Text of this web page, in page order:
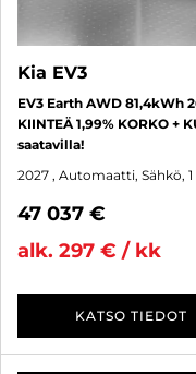
Kia EV3
EV3 Earth AWD 81,4kWh
KIINTEÄ 1,99% KORKO +
saatavilla!
2027 , Automaatti, Sähkö,
47 037 €
alk. 297 € / kk
KATSO TIEDOT